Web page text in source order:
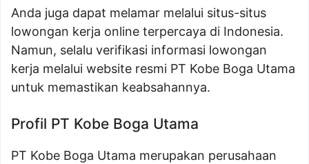
Anda juga dapat melamar melalui situs-situs
lowongan kerja online terpercaya di Indonesia.
Namun, selalu verifikasi informasi lowongan
kerja melalui website resmi PT Kobe Boga Utama
untuk memastikan keabsahannya.
Profil PT Kobe Boga Utama
PT Kobe Boga Utama merupakan perusahaan